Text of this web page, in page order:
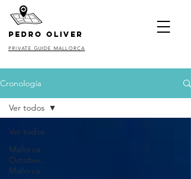
pedro oliver
PRIVATE GUIDE MALLORCA
Cronología
Ver todos
Mallorca
October,
Mallorca
Ver todos